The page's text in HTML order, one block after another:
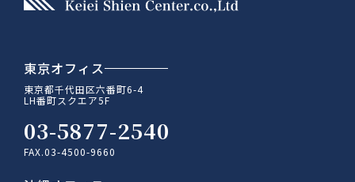
東京オフィス
東京都千代田区六番町6-4
LH番町スクエア5F
03-5877-2540
FAX.03-4500-9660